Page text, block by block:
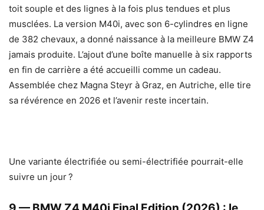
toit souple et des lignes à la fois plus tendues et plus
musclées. La version M40i, avec son 6-cylindres en ligne
de 382 chevaux, a donné naissance à la meilleure BMW Z4
jamais produite. L’ajout d’une boîte manuelle à six rapports
en fin de carrière a été accueilli comme un cadeau.
Assemblée chez Magna Steyr à Graz, en Autriche, elle tire
sa révérence en 2026 et l’avenir reste incertain.
Une variante électrifiée ou semi-électrifiée pourrait-elle
suivre un jour ?